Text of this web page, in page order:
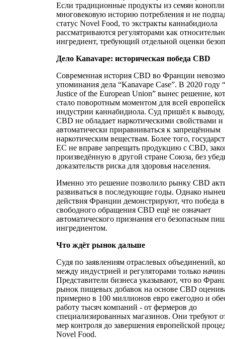
Если традиционные продукты из семян
многовековую историю потребления и не
статус Novel Food, то экстракты каннабидиола
рассматриваются регуляторами как
ингредиент, требующий отдельной оценки
Дело Kanavape: историческая победа CBD
Современная история CBD во Франции
упоминания дела “Kanavape Case”. В 2020 году
Justice of the European Union” вынес решение,
стало поворотным моментом для всей
индустрии каннабидиола. Суд пришёл к
CBD не обладает наркотическими свойствами
автоматически приравниваться к запрещённым
наркотическим веществам. Более того,
ЕС не вправе запрещать продукцию с CBD,
произведённую в другой стране Союза, без
доказательств риска для здоровья населения.
Именно это решение позволило рынку CBD
развиваться в последующие годы. Однако
действия Франции демонстрируют, что победа
свободного обращения CBD ещё не означает
автоматического признания его безопасным
ингредиентом.
Что ждёт рынок дальше
Судя по заявлениям отраслевых объединений,
между индустрией и регуляторами только
Представители бизнеса указывают, что во
рынок пищевых добавок на основе CBD
примерно в 100 миллионов евро ежегодно и
работу тысяч компаний - от фермеров до
специализированных магазинов. Они требуют
мер контроля до завершения европейской
Novel Food.